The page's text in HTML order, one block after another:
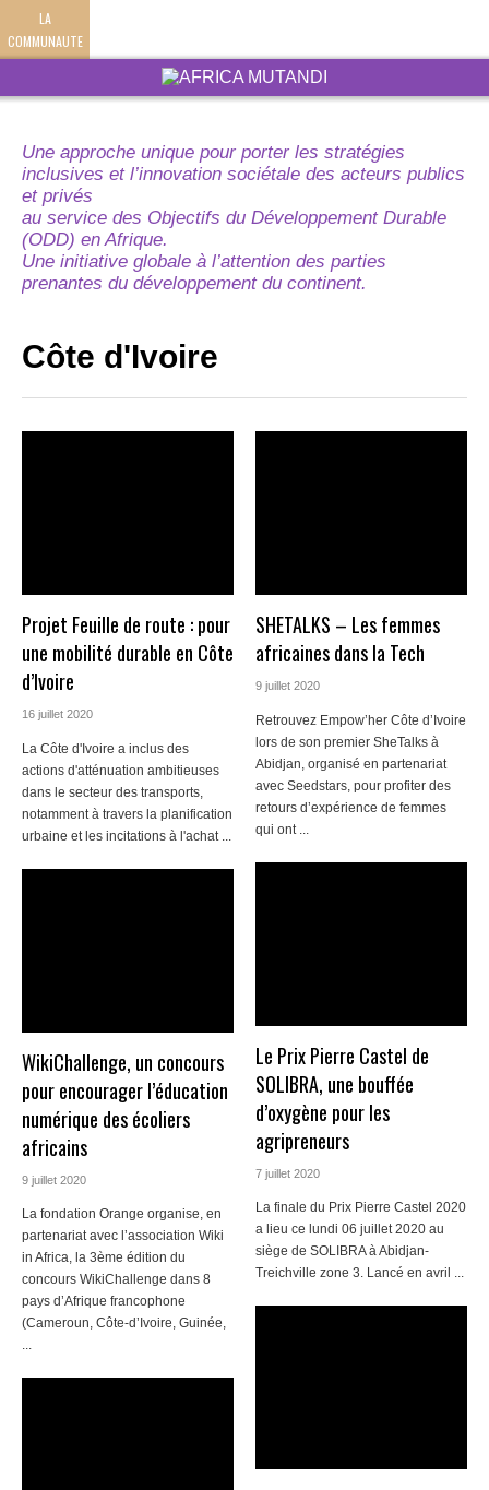
LA
COMMUNAUTE
Une approche unique pour porter les stratégies
inclusives et l’innovation sociétale des acteurs publics
et privés
au service des Objectifs du Développement Durable
(ODD) en Afrique.
Une initiative globale à l’attention des parties
prenantes du développement du continent.
Côte d'Ivoire
Projet Feuille de route : pour
une mobilité durable en Côte
d’Ivoire
16 juillet 2020
La Côte d'Ivoire a inclus des
actions d'atténuation ambitieuses
dans le secteur des transports,
notamment à travers la planification
urbaine et les incitations à l'achat ...
WikiChallenge, un concours
pour encourager l’éducation
numérique des écoliers
africains
9 juillet 2020
La fondation Orange organise, en
partenariat avec l’association Wiki
in Africa, la 3ème édition du
concours WikiChallenge dans 8
pays d’Afrique francophone
(Cameroun, Côte-d’Ivoire, Guinée,
...
SHETALKS – Les femmes
africaines dans la Tech
9 juillet 2020
Retrouvez Empow’her Côte d’Ivoire
lors de son premier SheTalks à
Abidjan, organisé en partenariat
avec Seedstars, pour profiter des
retours d’expérience de femmes
qui ont ...
Le Prix Pierre Castel de
SOLIBRA, une bouffée
d’oxygène pour les
agripreneurs
7 juillet 2020
La finale du Prix Pierre Castel 2020
a lieu ce lundi 06 juillet 2020 au
siège de SOLIBRA à Abidjan-
Treichville zone 3. Lancé en avril ...